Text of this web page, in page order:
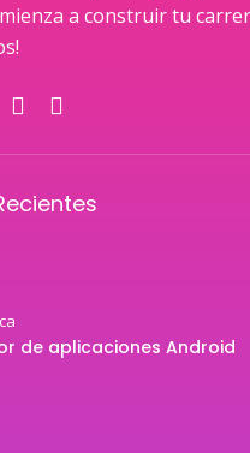
a construir tu
de aplicaciones Android